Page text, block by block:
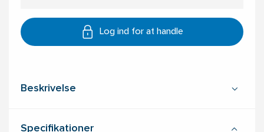
Log ind for at handle
Beskrivelse
Specifikationer